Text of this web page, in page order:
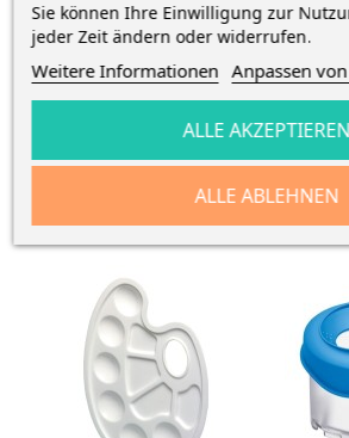
VIELLEICHT
IHNEN AUCH
Sie können Ihre Einwilligung zur
jeder Zeit ändern oder widerrufen.
Weitere Informationen Anpassen
ALLE ABLEHNEN
ALLE AKZEPTIEREN